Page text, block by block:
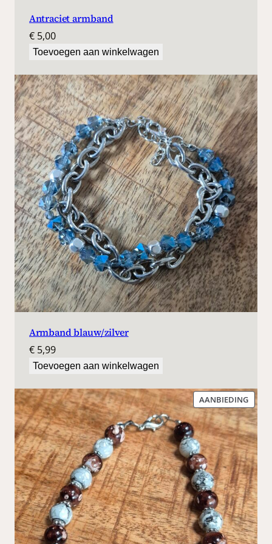
Antraciet armband
€ 5,00
Toevoegen aan winkelwagen
Armband blauw/zilver
€ 5,99
Toevoegen aan winkelwagen
AANBIEDING
IN
DE